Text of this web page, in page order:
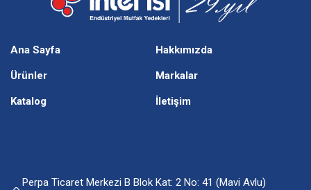
Ana Sayfa Hakkımızda
Ürünler Markalar
Katalog İletişim
Perpa Ticaret Merkezi B Blok Kat: 2 No: 41 (Mavi Avlu)